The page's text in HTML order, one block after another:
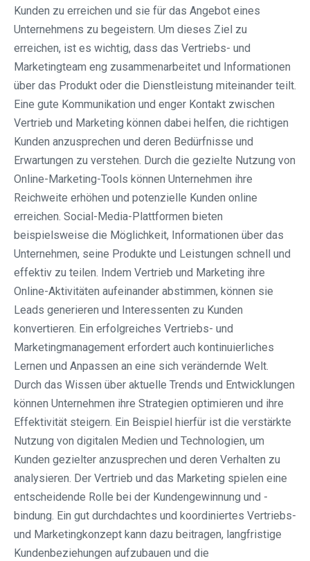
Kunden zu erreichen und sie für das Angebot eines
Unternehmens zu begeistern. Um dieses Ziel zu
erreichen, ist es wichtig, dass das Vertriebs- und
Marketingteam eng zusammenarbeitet und Informationen
über das Produkt oder die Dienstleistung miteinander teilt.
Eine gute Kommunikation und enger Kontakt zwischen
Vertrieb und Marketing können dabei helfen, die richtigen
Kunden anzusprechen und deren Bedürfnisse und
Erwartungen zu verstehen. Durch die gezielte Nutzung von
Online-Marketing-Tools können Unternehmen ihre
Reichweite erhöhen und potenzielle Kunden online
erreichen. Social-Media-Plattformen bieten
beispielsweise die Möglichkeit, Informationen über das
Unternehmen, seine Produkte und Leistungen schnell und
effektiv zu teilen. Indem Vertrieb und Marketing ihre
Online-Aktivitäten aufeinander abstimmen, können sie
Leads generieren und Interessenten zu Kunden
konvertieren. Ein erfolgreiches Vertriebs- und
Marketingmanagement erfordert auch kontinuierliches
Lernen und Anpassen an eine sich verändernde Welt.
Durch das Wissen über aktuelle Trends und Entwicklungen
können Unternehmen ihre Strategien optimieren und ihre
Effektivität steigern. Ein Beispiel hierfür ist die verstärkte
Nutzung von digitalen Medien und Technologien, um
Kunden gezielter anzusprechen und deren Verhalten zu
analysieren. Der Vertrieb und das Marketing spielen eine
entscheidende Rolle bei der Kundengewinnung und -
bindung. Ein gut durchdachtes und koordiniertes Vertriebs-
und Marketingkonzept kann dazu beitragen, langfristige
Kundenbeziehungen aufzubauen und die